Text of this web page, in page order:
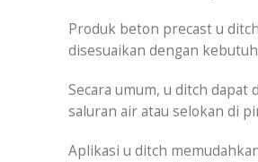
Produk beton precast u
disesuaikan dengan
Secara umum, u ditch dapat
saluran air atau selokan di
Aplikasi u ditch